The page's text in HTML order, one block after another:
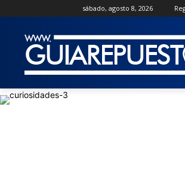
sábado, agosto 8, 2026